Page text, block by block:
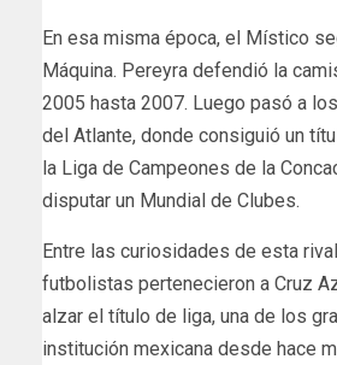
En esa misma época, el Místico
Máquina. Pereyra defendió la
2005 hasta 2007. Luego pasó a
del Atlante, donde consiguió un
la Liga de Campeones de la
disputar un Mundial de Clubes.
Entre las curiosidades de esta
futbolistas pertenecieron a Cruz
alzar el título de liga, una de los
institución mexicana desde hace